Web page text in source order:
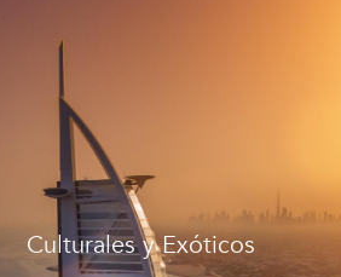
Culturales y Exóticos